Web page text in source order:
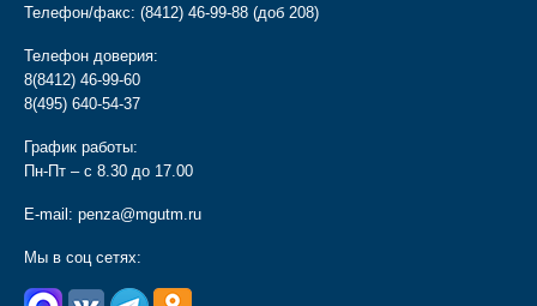
Телефон/факс: (8412) 46-99-88 (доб 208)
Телефон доверия:
8(8412) 46-99-60
8(495) 640-54-37
График работы:
Пн-Пт – с 8.30 до 17.00
E-mail: penza@mgutm.ru
Мы в соц сетях: